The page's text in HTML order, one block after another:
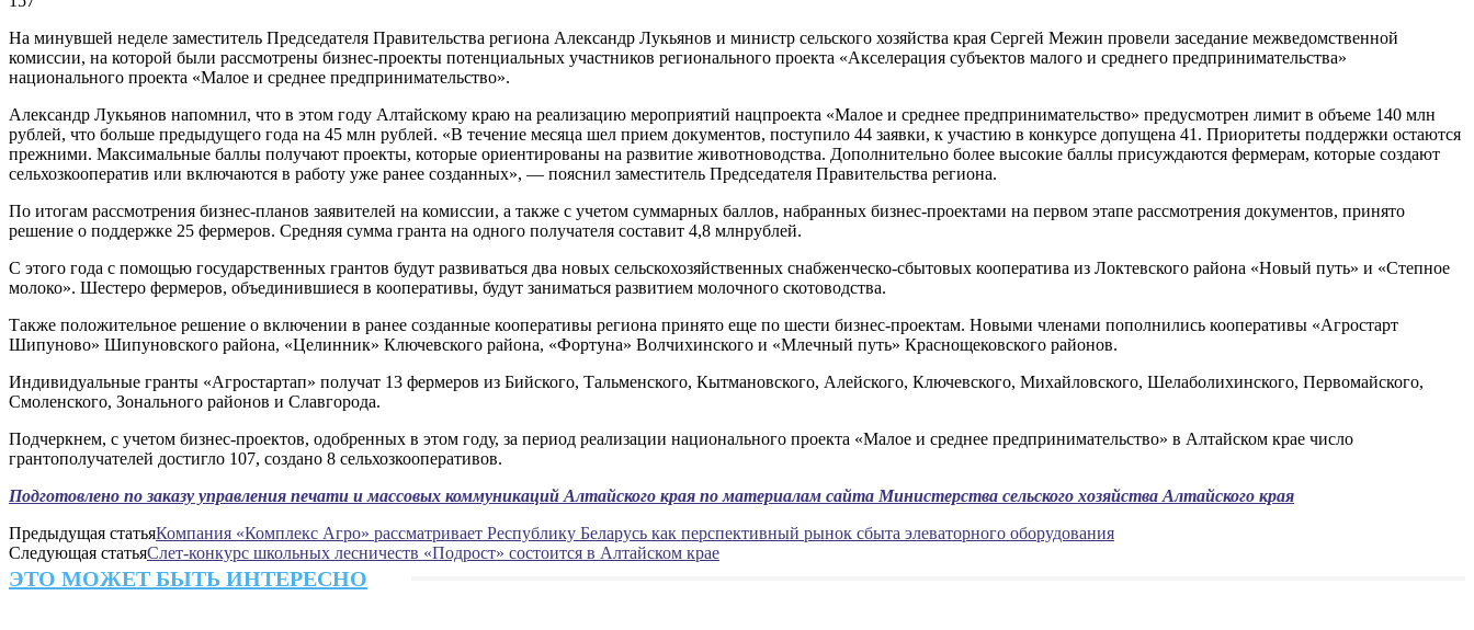
На минувшей неделе заместитель Председателя Правительства региона Александр Лукьянов и министр сельского хозяйства края Сергей Межин провели заседание межведомственной
комиссии, на которой были рассмотрены бизнес-проекты потенциальных участников регионального проекта «Акселерация субъектов малого и среднего предпринимательства»
национального проекта «Малое и среднее предпринимательство».
Александр Лукьянов напомнил, что в этом году Алтайскому краю на реализацию мероприятий нацпроекта «Малое и среднее предпринимательство» предусмотрен лимит в объеме 140 млн
рублей, что больше предыдущего года на 45 млн рублей. «В течение месяца шел прием документов, поступило 44 заявки, к участию в конкурсе допущена 41. Приоритеты поддержки остаются
прежними. Максимальные баллы получают проекты, которые ориентированы на развитие животноводства. Дополнительно более высокие баллы присуждаются фермерам, которые создают
сельхозкооператив или включаются в работу уже ранее созданных», — пояснил заместитель Председателя Правительства региона.
По итогам рассмотрения бизнес-планов заявителей на комиссии, а также с учетом суммарных баллов, набранных бизнес-проектами на первом этапе рассмотрения документов, принято
решение о поддержке 25 фермеров. Средняя сумма гранта на одного получателя составит 4,8 млнрублей.
С этого года с помощью государственных грантов будут развиваться два новых сельскохозяйственных снабженческо-сбытовых кооператива из Локтевского района «Новый путь» и «Степное
молоко». Шестеро фермеров, объединившиеся в кооперативы, будут заниматься развитием молочного скотоводства.
Также положительное решение о включении в ранее созданные кооперативы региона принято еще по шести бизнес-проектам. Новыми членами пополнились кооперативы «Агростарт
Шипуново» Шипуновского района, «Целинник» Ключевского района, «Фортуна» Волчихинского и «Млечный путь» Краснощековского районов.
Индивидуальные гранты «Агростартап» получат 13 фермеров из Бийского, Тальменского, Кытмановского, Алейского, Ключевского, Михайловского, Шелаболихинского, Первомайского,
Смоленского, Зонального районов и Славгорода.
Подчеркнем, с учетом бизнес-проектов, одобренных в этом году, за период реализации национального проекта «Малое и среднее предпринимательство» в Алтайском крае число
грантополучателей достигло 107, создано 8 сельхозкооперативов.
Подготовлено по заказу управления печати и массовых коммуникаций Алтайского края по материалам сайта Министерства сельского хозяйства Алтайского края
Предыдущая статьяКомпания «Комплекс Агро» рассматривает Республику Беларусь как перспективный рынок сбыта элеваторного оборудования
Следующая статьяСлет-конкурс школьных лесничеств «Подрост» состоится в Алтайском крае
ЭТО МОЖЕТ БЫТЬ ИНТЕРЕСНО